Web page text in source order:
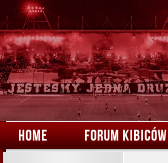
HOME FORUM KIBICÓW